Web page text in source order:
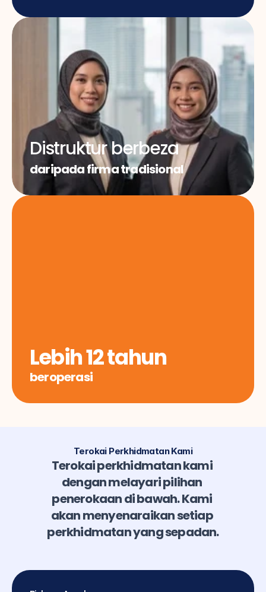
Lebih 12 tahun
beroperasi
Distruktur berbeza
daripada firma tradisional
Terokai Perkhidmatan Kami
Terokai perkhidmatan kami
dengan melayari pilihan
penerokaan di bawah. Kami
akan menyenaraikan setiap
perkhidmatan yang sepadan.